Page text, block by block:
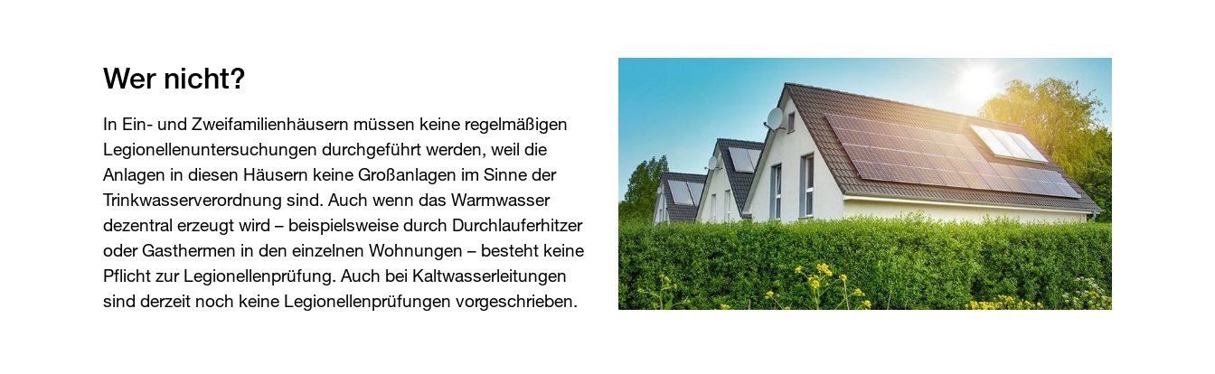
Wer nicht?
In Ein- und Zweifamilienhäusern müssen keine regelmäßigen
Legionellenuntersuchungen durchgeführt werden, weil die
Anlagen in diesen Häusern keine Großanlagen im Sinne der
Trinkwasserverordnung sind. Auch wenn das Warmwasser
dezentral erzeugt wird – beispielsweise durch Durchlauferhitzer
oder Gasthermen in den einzelnen Wohnungen – besteht keine
Pflicht zur Legionellenprüfung. Auch bei Kaltwasserleitungen
sind derzeit noch keine Legionellenprüfungen vorgeschrieben.